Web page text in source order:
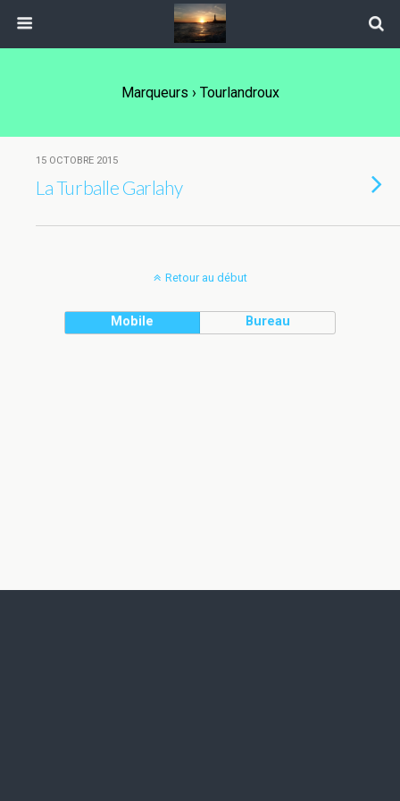
Marqueurs › Tourlandroux
15 OCTOBRE 2015
La Turballe Garlahy
Retour au début
Mobile Bureau